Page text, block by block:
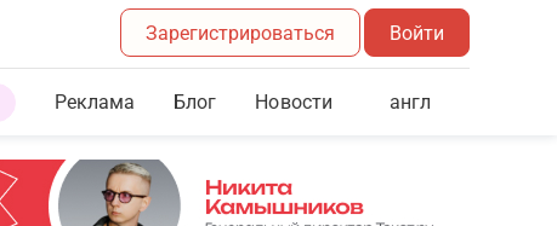
Зарегистрироваться Войти
Реклама Блог Новости англ